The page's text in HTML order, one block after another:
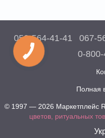
050-564-41-41 067-
0-
Полная
© 1997 — 2026 Маркетплейс
цветов, ритуальных